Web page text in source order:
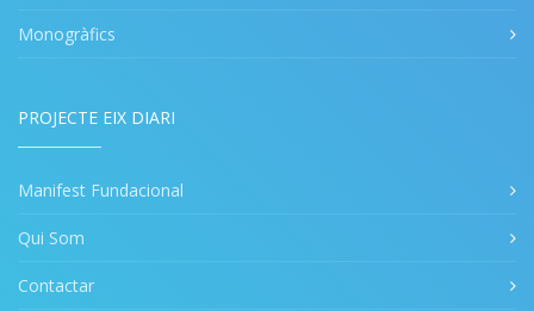
Monogràfics
PROJECTE EIX DIARI
Manifest Fundacional
Qui Som
Contactar